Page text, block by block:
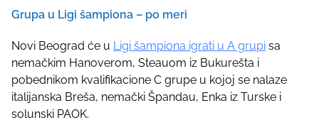
Grupa u Ligi šampiona – po meri
Novi Beograd će u Ligi šampiona igrati u A grupi sa
nemačkim Hanoverom, Steauom iz Bukurešta i
pobednikom kvalifikacione C grupe u kojoj se nalaze
italijanska Breša, nemački Špandau, Enka iz Turske i
solunski PAOK.